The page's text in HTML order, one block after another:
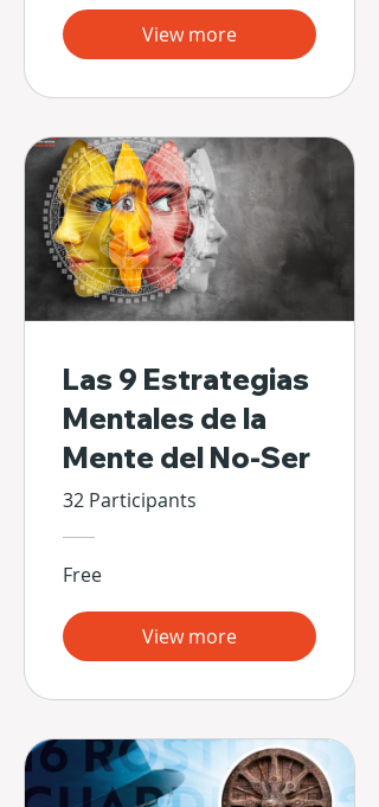
View more
Las 9 Estrategias
Mentales de la
Mente del No-Ser
32 Participants
Free
View more